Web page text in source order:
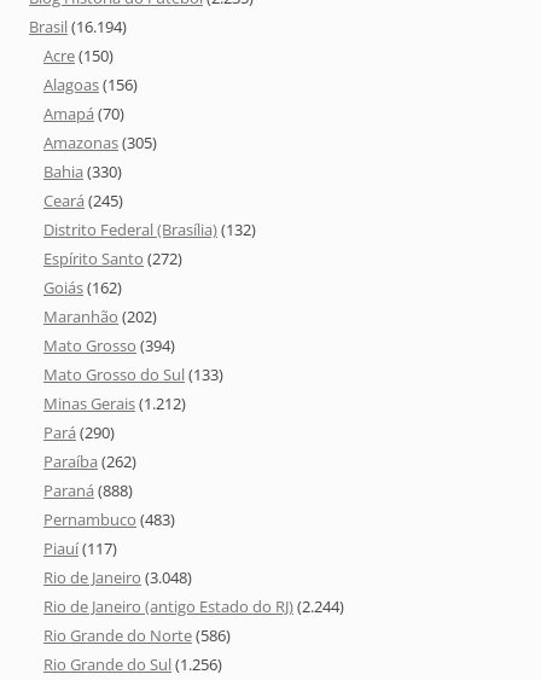
Brasil(16.194)
Acre(150)
Alagoas(156)
Amapá (70)
Amazonas(305)
Bahia (330)
Ceará (245)
Distrito Federal (Brasília)(132)
Espírito Santo (272)
Goiás(162)
Maranhão (202)
Mato Grosso (394)
Mato Grosso do Sul(133)
Minas Gerais(1.212)
Pará (290)
Paraíba (262)
Paraná (888)
Pernambuco (483)
Piauí(117)
Rio de Janeiro (3.048)
Rio de Janeiro (antigo Estado do RJ)(2.244)
Rio Grande do Norte(586)
Rio Grande do Sul(1.256)